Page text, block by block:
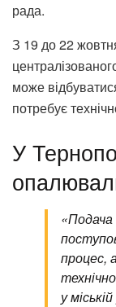
рада.
З 19 до 22
може
потребує
У
процес,
у